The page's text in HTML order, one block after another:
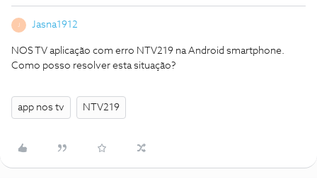
Jasna1912
NOS TV aplicação com erro NTV219 na Android smartphone.
Como posso resolver esta situação?
app nos tv NTV219